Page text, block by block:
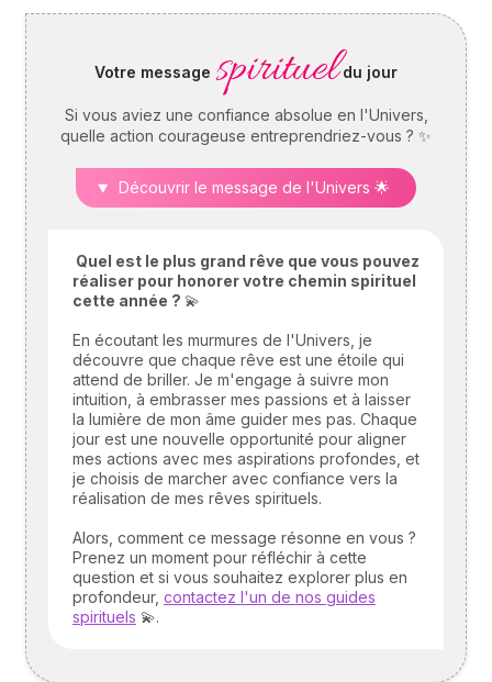
vous aider à les préparer et
vos chères têtes blondes,
je vous offre un horoscope
spécial enfant : découvrez
vite comment se passera ce
premier jour d'école, signe
Votre message spiritueldu jour
Si vous aviez une confiance absolue en l'Univers,
quelle action courageuse entreprendriez-vous ? ✨
Découvrir le message de l'Univers 🌟
Quel est le plus grand rêve que vous pouvez
réaliser pour honorer votre chemin spirituel
cette année ? 💫
En écoutant les murmures de l'Univers, je
découvre que chaque rêve est une étoile qui
attend de briller. Je m'engage à suivre mon
intuition, à embrasser mes passions et à laisser
la lumière de mon âme guider mes pas. Chaque
jour est une nouvelle opportunité pour aligner
mes actions avec mes aspirations profondes, et
je choisis de marcher avec confiance vers la
réalisation de mes rêves spirituels.
Alors, comment ce message résonne en vous ?
Prenez un moment pour réfléchir à cette
question et si vous souhaitez explorer plus en
profondeur, contactez l'un de nos guides
spirituels 💫.